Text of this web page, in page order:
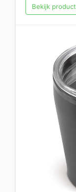
Bekijk product